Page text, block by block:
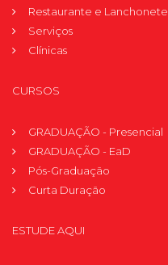
Restaurante e Lanchonete
Serviços
Clínicas
CURSOS
GRADUAÇÃO - Presencial
GRADUAÇÃO - EaD
Pós-Graduação
Curta Duração
ESTUDE AQUI